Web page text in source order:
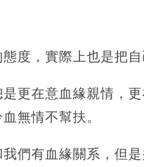
度，實際上也是把
更在意血緣親情，
無情不幫扶。
們有血緣關系，但